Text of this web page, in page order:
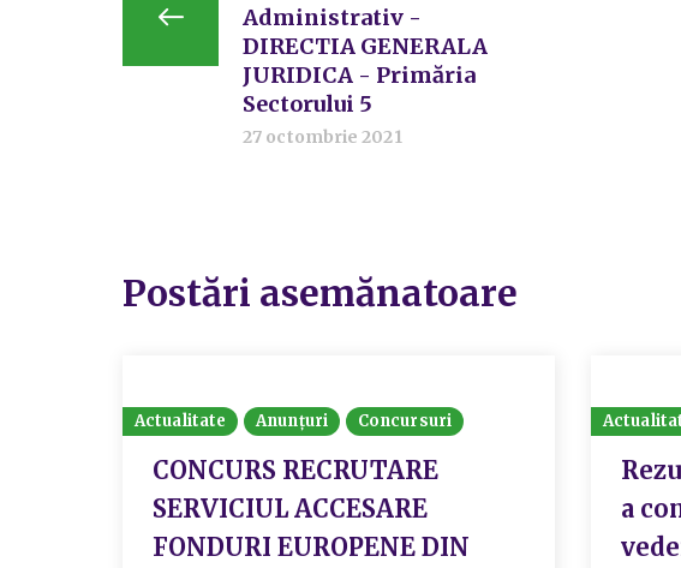
Administrativ -
DIRECTIA GENERALA
JURIDICA - Primăria
Sectorului 5
27 octombrie 2021
Postări asemănatoare
Actualitate Anunțuri Concursuri
CONCURS RECRUTARE
SERVICIUL ACCESARE
FONDURI EUROPENE DIN
a